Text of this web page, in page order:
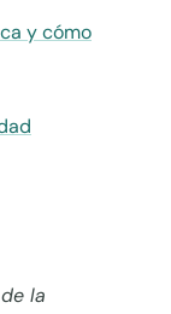
y cómo
la